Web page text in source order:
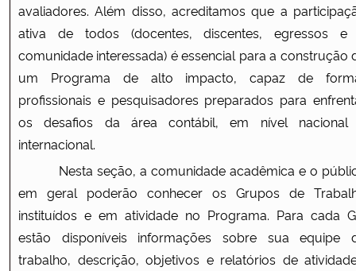
Secretaria-Geral
Secretaria de Governo
Gabinete de Segurança Institucional
Advocacia-Geral da União
Banco Central do Brasil
avaliadores. Além disso, acreditamos que a
ativa de todos (docentes, discentes, egressos
comunidade interessada) é essencial para a construção
um Programa de alto impacto, capaz de
profissionais e pesquisadores preparados para
os desafios da área contábil, em nível nacional
internacional.
Nesta seção, a comunidade acadêmica e o
em geral poderão conhecer os Grupos de
instituídos e em atividade no Programa. Para cada
estão disponíveis informações sobre sua equipe
trabalho, descrição, objetivos e relatórios de